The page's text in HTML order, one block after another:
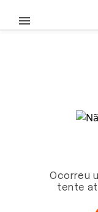
Pular para o
Ocorreu
tente